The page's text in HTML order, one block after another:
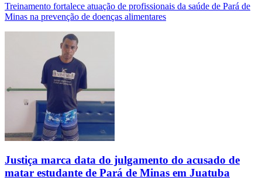
Treinamento fortalece atuação de profissionais da saúde de Pará de
Minas na prevenção de doenças alimentares
Justiça marca data do julgamento do acusado de
matar estudante de Pará de Minas em Juatuba